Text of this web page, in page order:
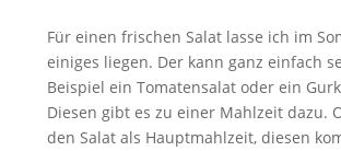
Für einen frischen Salat lasse ich im
einiges liegen. Der kann ganz einfach
Beispiel ein Tomatensalat oder ein
Diesen gibt es zu einer Mahlzeit dazu.
den Salat als Hauptmahlzeit, diesen